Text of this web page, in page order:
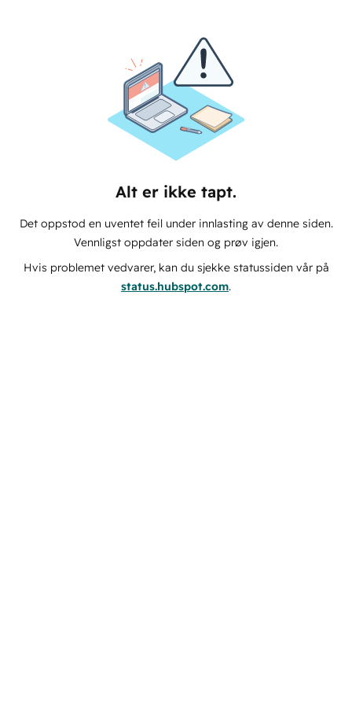
Alt er ikke tapt.
Det oppstod en uventet feil under innlasting av denne siden.
Vennligst oppdater siden og prøv igjen.
Hvis problemet vedvarer, kan du sjekke statussiden vår på
status.hubspot.com.